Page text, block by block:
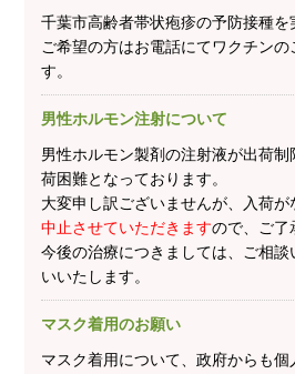
千葉市高齢者帯状疱疹の予防接種を
ご希望の方はお電話にてワクチンの
す。
男性ホルモン注射について
男性ホルモン製剤の注射液が出荷制
荷困難となっております。
大変申し訳ございませんが、入荷が
中止させていただきますので、ご了
今後の治療につきましては、ご相
いいたします。
マスク着用のお願い
マスク着用について、政府からも